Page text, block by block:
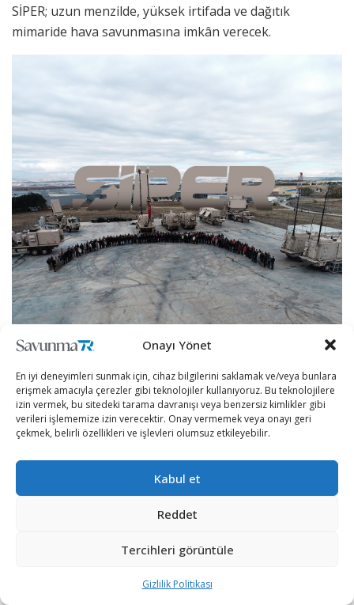
Onayı Yönet
En iyi deneyimleri sunmak için, cihaz bilgilerini saklamak ve/veya bunlara
erişmek amacıyla çerezler gibi teknolojiler kullanıyoruz. Bu teknolojilere
izin vermek, bu sitedeki tarama davranışı veya benzersiz kimlikler gibi
verileri işlememize izin verecektir. Onay vermemek veya onayı geri
çekmek, belirli özellikleri ve işlevleri olumsuz etkileyebilir.
Kabul et
Reddet
Tercihleri görüntüle
Gizlilik Politikası
SİPER; uzun menzilde, yüksek irtifada ve dağıtık
mimaride hava savunmasına imkân verecek.
ASELSAN Genel Müdürü Ahmet Akyol, geçtiğimiz
günlerde SİPER HSS ile ilgili yaptığı açıklamada, “SİPER’in
Ordusu kullanıyor olacak. Coğrafyamız; ‘Güçlü Ekonomi,
Güçlü Ordu, Güçlü Türkiye’yi” zorunlu kılıyor. Bugün
dünyanın son 30 yıldaki bütün çatışma alanlarının
Bir süredir atış testlerini başarıyla icra eden SİPER Hava